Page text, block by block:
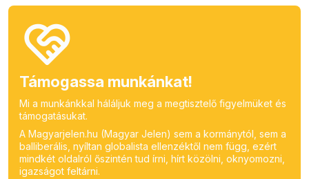
Támogassa munkánkat!
Mi a munkánkkal háláljuk meg a megtisztelő figyelmüket és
támogatásukat.
A Magyarjelen.hu (Magyar Jelen) sem a kormánytól, sem a
balliberális, nyíltan globalista ellenzéktől nem függ, ezért
mindkét oldalról őszintén tud írni, hírt közölni, oknyomozni,
igazságot feltárni.